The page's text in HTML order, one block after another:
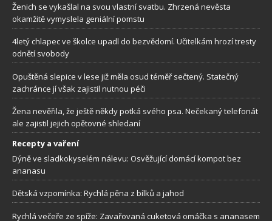
Ženich se vykašlal na svou vlastní svatbu. Zhrzená nevěsta
okamžitě vymyslela geniální pomstu
4letý chlapec ve školce upadl do bezvědomí. Učitelkám hrozí tresty
odnětí svobody
Opuštěná slepice v lese již měla osud téměř sečtený. Statečný
zachránce jí však zajistil nutnou péči
Žena nevěřila, že ještě někdy potká svého psa. Nečekaný telefonát
ale zajistil jejich opětovné shledaní
Recepty a vaření
Dýně ve sladkokyselém nálevu: Osvěžující domácí kompot bez
ananasu
Dětská vzpomínka: Rychlá pěna z bílků a jahod
Rychlá večeře ze spíže: Zavařovaná cuketová omáčka s ananasem